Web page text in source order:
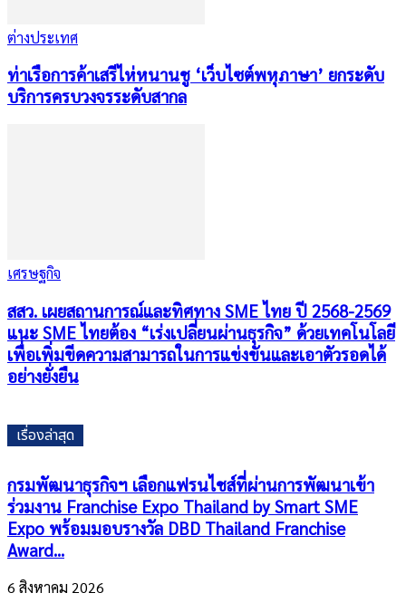
ต่างประเทศ
ท่าเรือการค้าเสรีไห่หนานชู ‘เว็บไซต์พหุภาษา’ ยกระดับ
บริการครบวงจรระดับสากล
เศรษฐกิจ
สสว. เผยสถานการณ์และทิศทาง SME ไทย ปี 2568-2569
แนะ SME ไทยต้อง “เร่งเปลี่ยนผ่านธุรกิจ” ด้วยเทคโนโลยี
เพื่อเพิ่มขีดความสามารถในการแข่งขันและเอาตัวรอดได้
อย่างยั่งยืน
เรื่องล่าสุด
กรมพัฒนาธุรกิจฯ เลือกแฟรนไชส์ที่ผ่านการพัฒนาเข้า
ร่วมงาน Franchise Expo Thailand by Smart SME
Expo พร้อมมอบรางวัล DBD Thailand Franchise
Award...
6 สิงหาคม 2026